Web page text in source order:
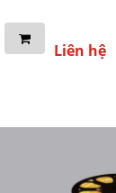
Liên hệ